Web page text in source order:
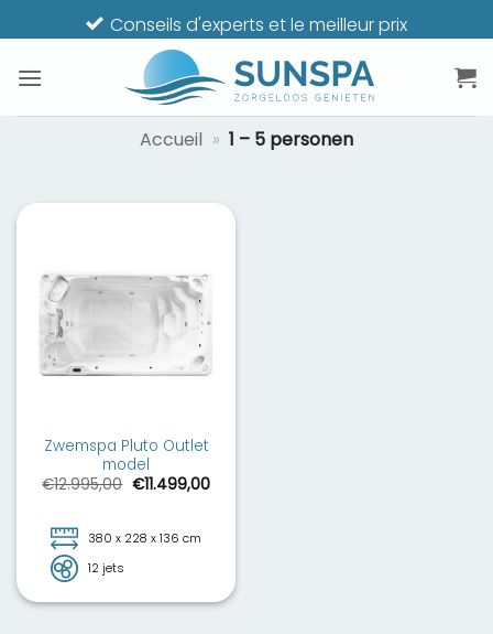
au
contenu
Conseils d'experts et le meilleur prix
Accueil » 1 – 5 personen
Zwemspa Pluto Outlet
model
€12.995,00 Le
€12.995,00.
€11.499,00Le
380 x 228 x 136 cm
12 jets